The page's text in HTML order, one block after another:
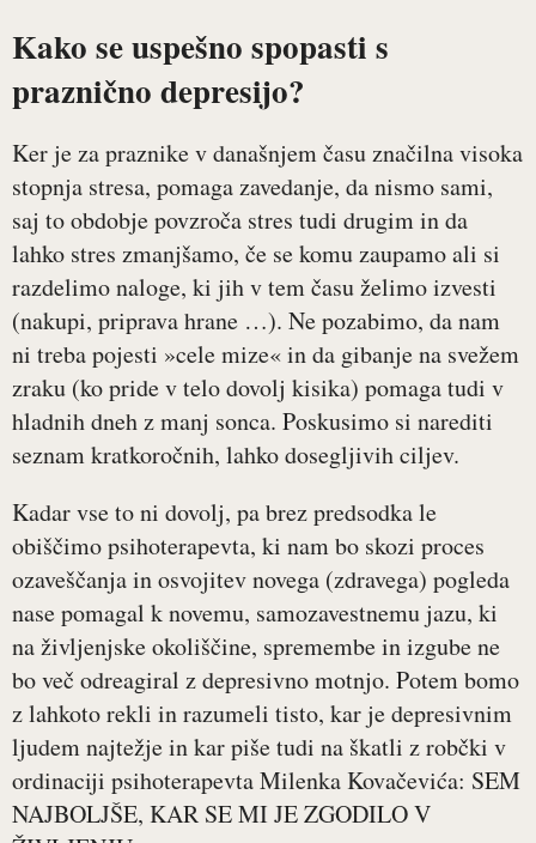
Kako se uspešno spopasti s
praznično depresijo?
Ker je za praznike v današnjem času značilna visoka
stopnja stresa, pomaga zavedanje, da nismo sami,
saj to obdobje povzroča stres tudi drugim in da
lahko stres zmanjšamo, če se komu zaupamo ali si
razdelimo naloge, ki jih v tem času želimo izvesti
(nakupi, priprava hrane …). Ne pozabimo, da nam
ni treba pojesti »cele mize« in da gibanje na svežem
zraku (ko pride v telo dovolj kisika) pomaga tudi v
hladnih dneh z manj sonca. Poskusimo si narediti
seznam kratkoročnih, lahko dosegljivih ciljev.
Kadar vse to ni dovolj, pa brez predsodka le
obiščimo psihoterapevta, ki nam bo skozi proces
ozaveščanja in osvojitev novega (zdravega) pogleda
nase pomagal k novemu, samozavestnemu jazu, ki
na življenjske okoliščine, spremembe in izgube ne
bo več odreagiral z depresivno motnjo. Potem bomo
z lahkoto rekli in razumeli tisto, kar je depresivnim
ljudem najtežje in kar piše tudi na škatli z robčki v
ordinaciji psihoterapevta Milenka Kovačevića: SEM
NAJBOLJŠE, KAR SE MI JE ZGODILO V